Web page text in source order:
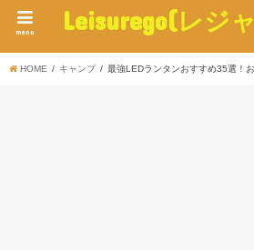
Leisurego(レジ
menu
HOME キャンプ 最強LEDランタンおすすめ35選！